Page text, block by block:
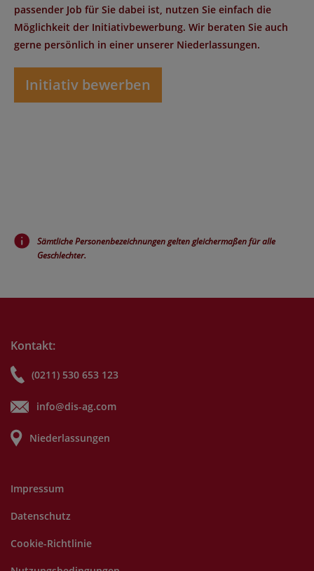
passender Job für Sie dabei ist, nutzen Sie einfach die
Möglichkeit der Initiativbewerbung. Wir beraten Sie auch
gerne persönlich in einer unserer Niederlassungen.
Initiativ bewerben
Sämtliche Personenbezeichnungen gelten gleichermaßen für alle
Geschlechter.
Kontakt:
(0211) 530 653 123
info@dis-ag.com
Niederlassungen
Impressum
Datenschutz
Cookie-Richtlinie